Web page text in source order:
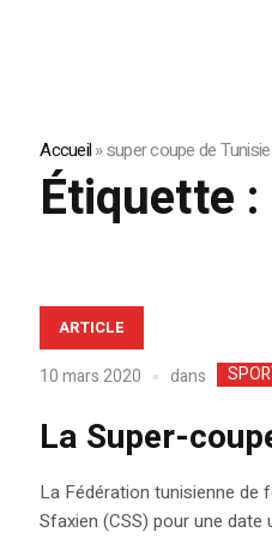
Accueil»super coupe de Tunisie
Étiquette :
ARTICLE
10 mars 2020 dans
La Super-
La Fédération tunisienne de
Sfaxien (CSS) pour une date